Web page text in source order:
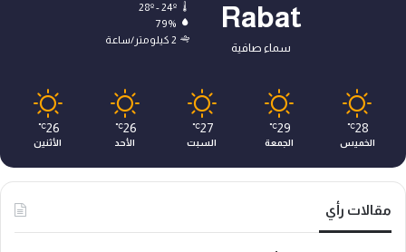
Rabat
سماء صافية
28º - 24º
79%
2 كيلومتر/ساعة
28
℃
الخميس
29
℃
الجمعة
27
℃
السبت
26
℃
الأحد
26
℃
الأثنين
مقالات رأي